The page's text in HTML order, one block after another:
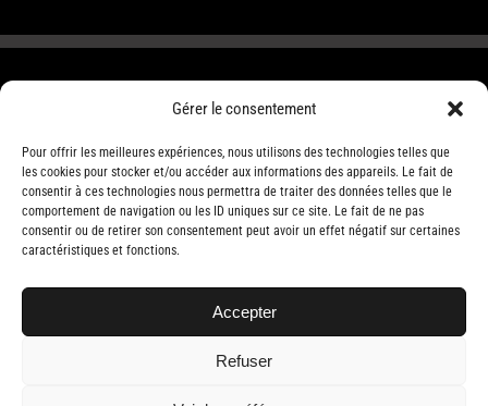
Gérer le consentement
Pour offrir les meilleures expériences, nous utilisons des technologies telles que
les cookies pour stocker et/ou accéder aux informations des appareils. Le fait de
consentir à ces technologies nous permettra de traiter des données telles que le
comportement de navigation ou les ID uniques sur ce site. Le fait de ne pas
consentir ou de retirer son consentement peut avoir un effet négatif sur certaines
caractéristiques et fonctions.
Accepter
Refuser